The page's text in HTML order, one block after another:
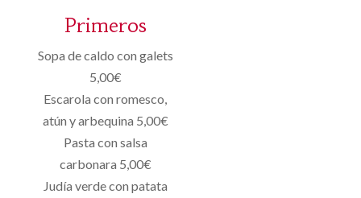
Primeros
Sopa de caldo con galets
5,00€
Escarola con romesco,
atún y arbequina 5,00€
Pasta con salsa
carbonara 5,00€
Judía verde con patata